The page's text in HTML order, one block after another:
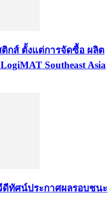
กส์ ตั้งแต่การจัดซื้อ ผลิต
Southeast Asia
ดีทัศน์ประกาศผลรอบชนะ